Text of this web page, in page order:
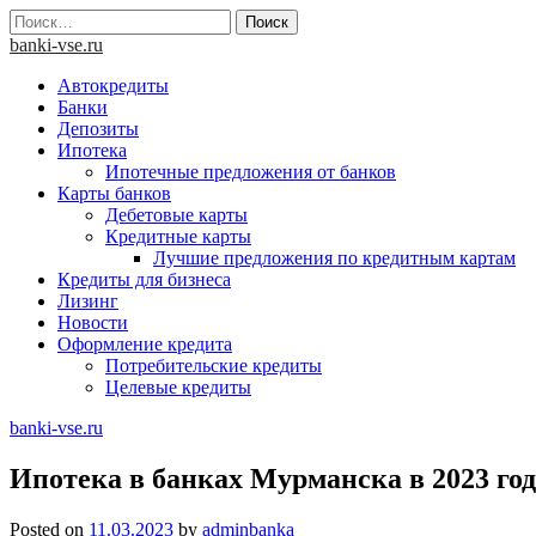
Skip
to
Найти:
banki-vse.ru
Автокредиты
Банки
Депозиты
Ипотека
Ипотечные предложения от банков
Карты банков
Дебетовые карты
Кредитные карты
Лучшие предложения по кредитным картам
Кредиты для бизнеса
Лизинг
Новости
Оформление кредита
Потребительские кредиты
Целевые кредиты
banki-vse.ru
Ипотека в банках Мурманска в 2023
Posted on 11.03.2023 by adminbanka